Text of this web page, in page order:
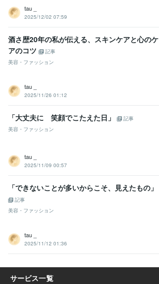
tau _
2025/12/02 07:59
酒さ歴20年の私が伝える、スキンケアと心のケ
アのコツ
記事
美容・ファッション
tau _
2025/11/26 01:12
「大丈夫に 笑顔でこたえた日」
記事
美容・ファッション
tau _
2025/11/09 00:57
「できないことが多いからこそ、見えたもの」
記事
美容・ファッション
tau _
2025/11/12 01:36